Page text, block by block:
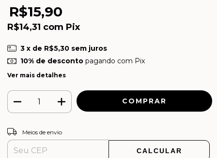
R$15,90
R$14,31 com Pix
3 x de R$5,30 sem juros
10% de descontopagando com Pix
Ver mais detalhes
Entregas para o CEP:
Meios de envio
CALCULAR